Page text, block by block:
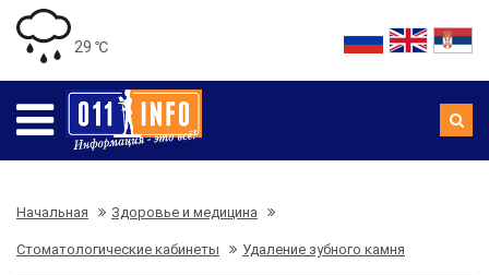
29 ℃
Начальная Здоровье и медицина
Стоматологические кабинеты Удаление зубного камня